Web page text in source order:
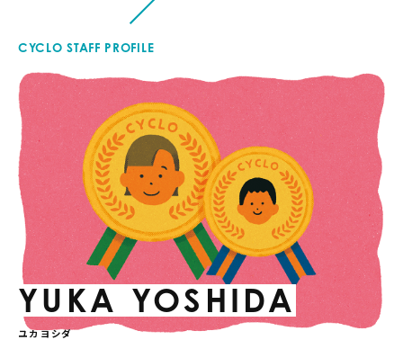
CYCLO STAFF PROFILE
YUKA YOSHIDA
ユカ ヨシダ